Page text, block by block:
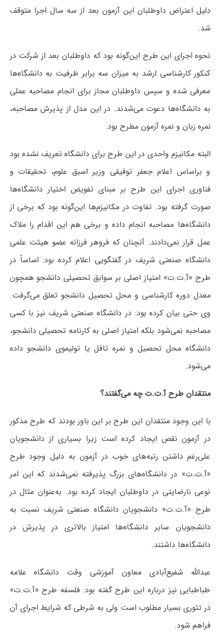
دلیل اعتراض داوطلبان این آزمون بعد از سه سال اجرا متوقف
شد.
نحوه اجرای این طرح این‌گونه بود که داوطلبان بعد از شرکت در
کنکور کارشناسی ارشد به میزان سه برابر ظرفیت به دانشگاه‌ها
معرفی شده و سپس داوطلبان مجاز برای انجام مصاحبه عملی
به دانشگاه‌ها دعوت می‌شدند. در این مدل از پذیرش مصاحبه،
نمره زبان و نمره آزمون مطرح بود.
البته مکانیزم واحدی در این طرح برای دانشگاه تعریف نشده بود
و براساس اعلام جعفر توفیقی وزیر اسبق علوم، تحقیقات و
فناوری اجرای این طرح بر مبنای تفویض اختیار دانشگاه‌ها
صورت گرفته بود. تفاوت در مکانیزم‌ها این‌گونه بود که برخی از
دانشگاه‌ها مصاحبه انجام داده و برخی هم این اقدام را ملاک
عمل قرار نمی‌دادند. آنچنان که فروهر فرزانه عضو هیئت علمی
دانشگاه صنعتی شریف در گفتگویی اعلام کرده بود: اساساً در
طرح «آ.ت.ت» امتیاز اصلی بر سوابق تحصیلی دانشجو همچون
معدل دوره کارشناسی و محل تحصیل دانشجو تعلق می‌گرفت.
وی حتی بیان کرده بود: در دانشگاه صنعتی شریف نیز با کسی
مصاحبه نمی‌شود بلکه امتیاز اصلی به کارنامه تحصیلی دانشجو،
دانشگاه محل تحصیل و نمره تافل یا تولیموی دانشجو داده
می‌شود.
منتقدان طرح آ.ت.ت چه می‌گفتند؟
با این وجود منتقدان این طرح بر این باور بودند که طرح مذکور
در آزمون نقص ایجاد کرده است زیرا بسیاری از دانشجویان
علی‌رغم داشتن رتبه‌های خوب در آزمون به دلیل وجود طرح
«آ.ت.ت» در دانشگاه‌های بزرگ پذیرفته نمی‌شدند که این امر
نوعی نارضایتی در داوطلبان ایجاد کرده بود. به‌عنوان مثال در
طرح «آ.ت.ت» دانشجویان دانشگاه صنعتی شریف نسبت به
دانشجویان سایر دانشگاه‌ها امتیاز بالاتری در پذیرش در
دانشگاه‌ها داشتند.
عبدالله شفیع‌آبادی معاون آموزشی وقت دانشگاه علامه
طباطبایی نیز درباره این طرح گفته بود: فلسفه طرح «آ.ت.ت»
در تئوری بسیار مطلوب است ولی به شرطی که شرایط اجرای آن
فراهم شود.